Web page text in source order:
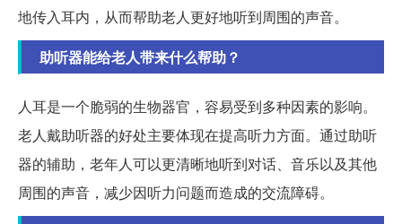
地传入耳内，从而帮助老人更好地听到周围的声音。
助听器能给老人带来什么帮助？
人耳是一个脆弱的生物器官，容易受到多种因素的影响。
老人戴助听器的好处主要体现在提高听力方面。通过助听
器的辅助，老年人可以更清晰地听到对话、音乐以及其他
周围的声音，减少因听力问题而造成的交流障碍。